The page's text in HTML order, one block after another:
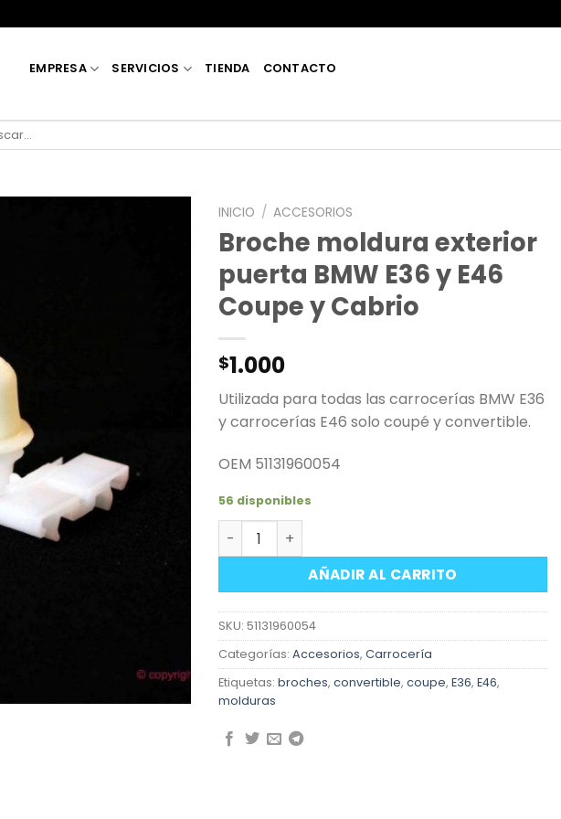
EMPRESA SERVICIOS TIENDA CONTACTO
INICIO / ACCESORIOS
Broche moldura exterior
puerta BMW E36 y E46
Coupe y Cabrio
$1.000
Utilizada para todas las carrocerías BMW E36
y carrocerías E46 solo coupé y convertible.
OEM 51131960054
56 disponibles
Broche moldura exterior puerta BMW E36 y E46
AÑADIR AL CARRITO
SKU: 51131960054
Categorías: Accesorios, Carrocería
Etiquetas: broches, convertible, coupe, E36, E46,
molduras